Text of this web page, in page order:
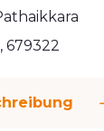
679322